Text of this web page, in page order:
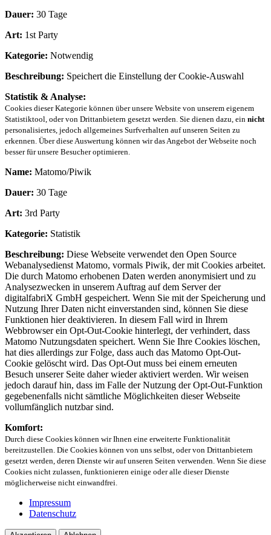
Dauer: 30 Tage
Art: 1st Party
Kategorie: Notwendig
Beschreibung: Speichert die Einstellung der Cookie-Auswahl
Statistik & Analyse:
Cookies dieser Kategorie können über unsere Website von unserem eigenem
Statistiktool, oder von Drittanbietern gesetzt werden. Sie dienen dazu, ein nicht
personalisiertes, jedoch allgemeines Surfverhalten auf unseren Seiten zu
erkennen. Über diese Auswertung können wir das Angebot der Webseite noch
besser für unsere Besucher optimieren.
Name: Matomo/Piwik
Dauer: 30 Tage
Art: 3rd Party
Kategorie: Statistik
Beschreibung: Diese Webseite verwendet den Open Source
Webanalysedienst Matomo, vormals Piwik, der mit Cookies arbeitet.
Die durch Matomo erhobenen Daten werden anonymisiert und zu
Analysezwecken in unserem Auftrag auf dem Server der
digitalfabriX GmbH gespeichert. Wenn Sie mit der Speicherung und
Nutzung Ihrer Daten nicht einverstanden sind, können Sie diese
Funktionen hier deaktivieren. In diesem Fall wird in Ihrem
Webbrowser ein Opt-Out-Cookie hinterlegt, der verhindert, dass
Matomo Nutzungsdaten speichert. Wenn Sie Ihre Cookies löschen,
hat dies allerdings zur Folge, dass auch das Matomo Opt-Out-
Cookie gelöscht wird. Das Opt-Out muss bei einem erneuten
Besuch unserer Seite daher wieder aktiviert werden. Wir weisen
jedoch darauf hin, dass im Falle der Nutzung der Opt-Out-Funktion
gegebenenfalls nicht sämtliche Möglichkeiten dieser Webseite
vollumfänglich nutzbar sind.
Komfort:
Durch diese Cookies können wir Ihnen eine erweiterte Funktionalität
bereitzustellen. Die Cookies können von uns selbst, oder von Drittanbietern
gesetzt werden, deren Dienste wir auf unseren Seiten verwenden. Wenn Sie diese
Cookies nicht zulassen, funktionieren einige oder alle dieser Dienste
möglicherweise nicht einwandfrei.
Impressum
Datenschutz